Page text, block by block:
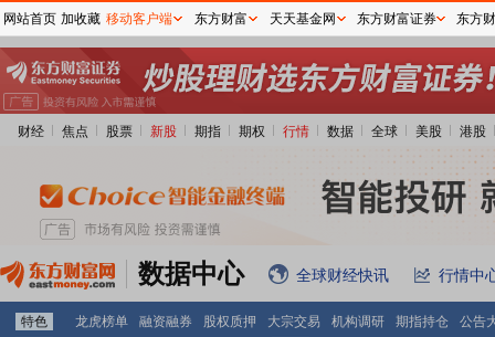
财经 焦点 股票 新股 期指 期权 行情 数据 全球 美股 港股
数据中心 全球财经快讯 行情中
特色 龙虎榜单 融资融券 股权质押 大宗交易 机构调研 期指持仓
公告
网站首页 加收藏 移动客户端 东方财富 天天基金网 东方财富证券 东方